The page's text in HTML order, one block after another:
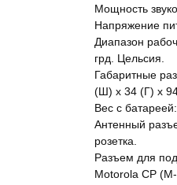
Мощность
Напряжение
Диапазон
грд. Цельсия.
Габаритные
(Ш) х 34 (Г) х
Вес с
Антенный
розетка.
Разъем для
Motorola CP (M-